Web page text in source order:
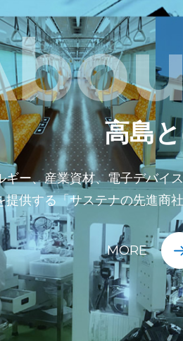
高島
ー、産業資材、電子デバイ
供する「サステナの先進商
MORE